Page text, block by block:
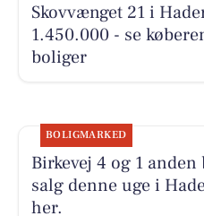
Skovvænget 21 i
1.450.000 - se
boliger
BOLIGMARKED
Birkevej 4 og 1
salg denne uge i
her.